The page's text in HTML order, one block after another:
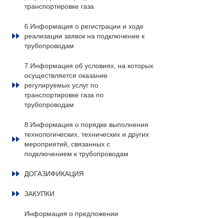
транспортировке газа
6.Информация о регистрации и ходе
реализации заявок на подключение к
трубопроводам
7.Информация об условиях, на которых
осуществляется оказание
регулируемых услуг по
транспортировке газа по
трубопроводам
8.Информация о порядке выполнения
технологических, технических и других
мероприятий, связанных с
подключением к трубопроводам
ДОГАЗИФИКАЦИЯ
ЗАКУПКИ
Информация о предложении